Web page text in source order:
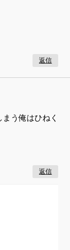
返信
う俺はひねく
返信